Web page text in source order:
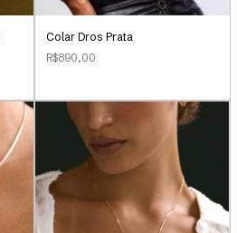
Colar Dros Prata
R$890,00